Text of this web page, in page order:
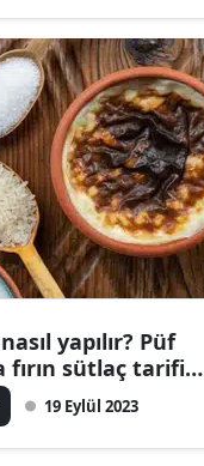
yapılır? Püf
fırın sütlaç tarifi…
19 Eylül 2023